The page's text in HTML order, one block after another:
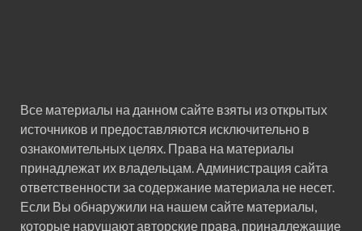
Все материалы на данном сайте взяты из открытых
источников и предоставляются исключительно в
ознакомительных целях. Права на материалы
принадлежат их владельцам. Администрация сайта
ответственности за содержание материала не несет.
Если Вы обнаружили на нашем сайте материалы,
которые нарушают авторские права, принадлежащие